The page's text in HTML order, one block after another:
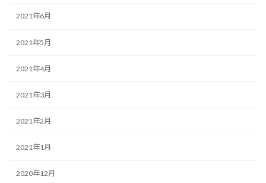
2021年6月
2021年5月
2021年4月
2021年3月
2021年2月
2021年1月
2020年12月